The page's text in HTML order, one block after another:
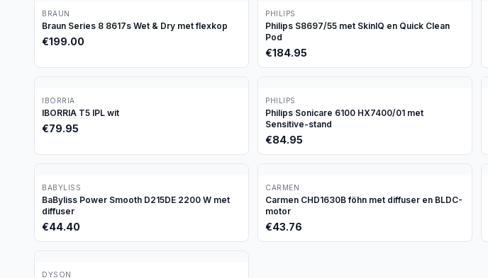
BRAUN
Braun Series 8 8617s Wet & Dry met flexkop
€199.00
PHILIPS
Philips S8697/55 met SkinIQ en Quick Clean
Pod
€184.95
IBORRIA
IBORRIA T5 IPL wit
€79.95
PHILIPS
Philips Sonicare 6100 HX7400/01 met
Sensitive-stand
€84.95
BABYLISS
BaByliss Power Smooth D215DE 2200 W met
diffuser
€44.40
CARMEN
Carmen CHD1630B föhn met diffuser en BLDC-
motor
€43.76
DYSON